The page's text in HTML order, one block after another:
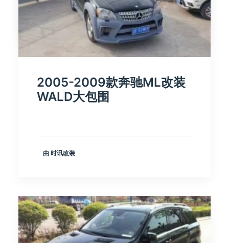
由 时讯改装
2005-2009款奔驰ML改装
WALD大包围
由 时讯改装